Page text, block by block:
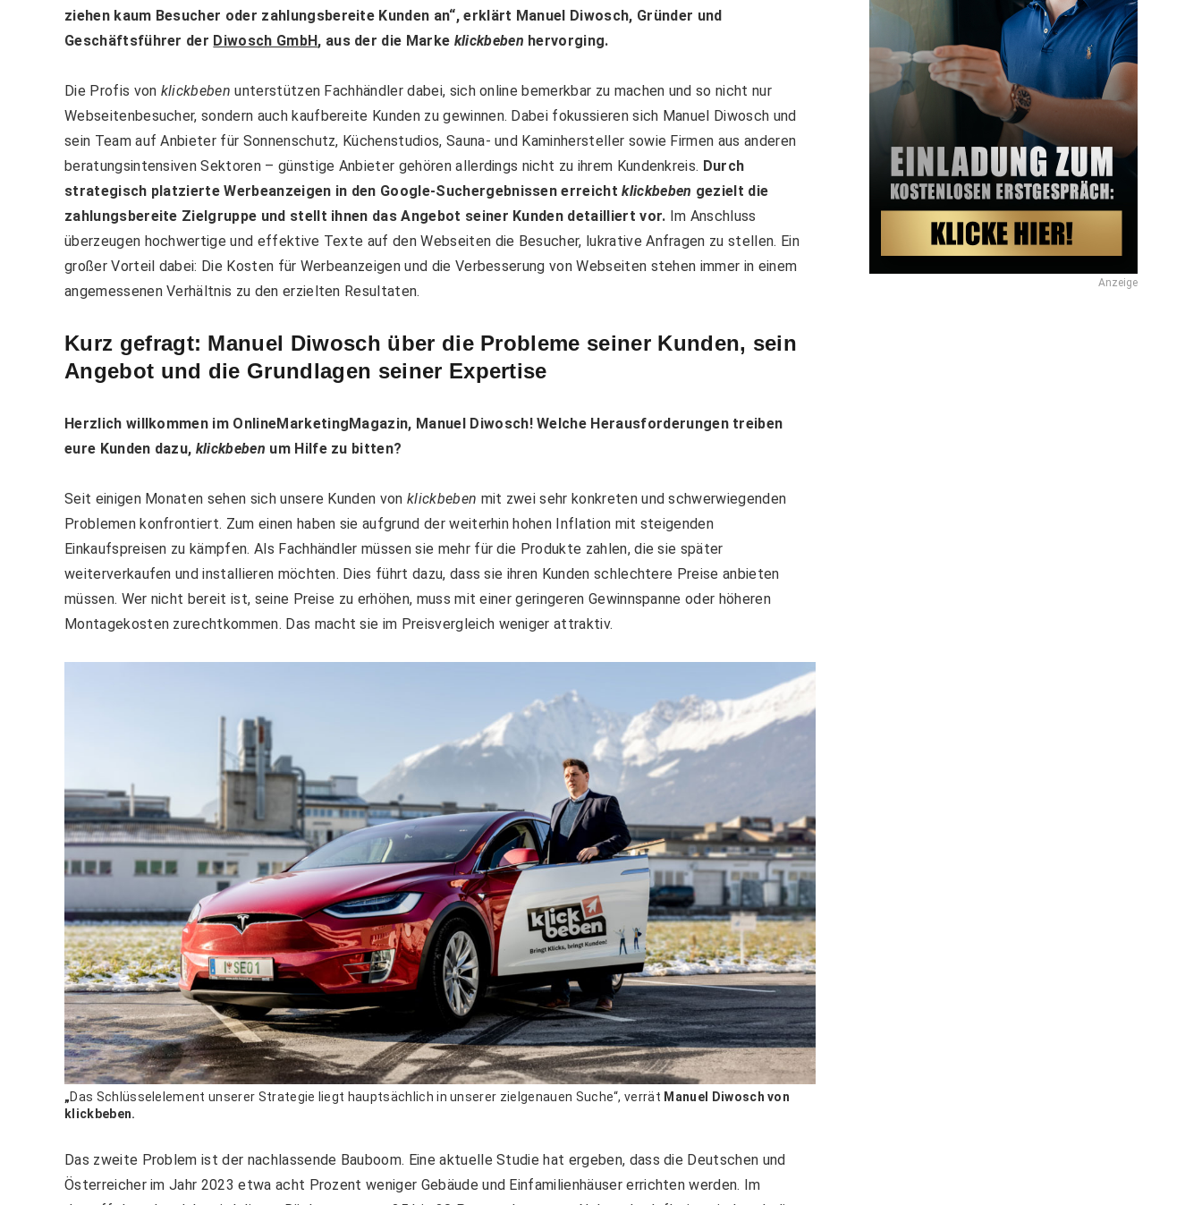
ziehen kaum Besucher oder zahlungsbereite Kunden an“, erklärt Manuel Diwosch, Gründer und
Geschäftsführer der Diwosch GmbH, aus der die Marke klickbeben hervorging.
Die Profis von klickbeben unterstützen Fachhändler dabei, sich online bemerkbar zu machen und so nicht nur
Webseitenbesucher, sondern auch kaufbereite Kunden zu gewinnen. Dabei fokussieren sich Manuel Diwosch und
sein Team auf Anbieter für Sonnenschutz, Küchenstudios, Sauna- und Kaminhersteller sowie Firmen aus anderen
beratungsintensiven Sektoren – günstige Anbieter gehören allerdings nicht zu ihrem Kundenkreis. Durch
strategisch platzierte Werbeanzeigen in den Google-Suchergebnissen erreichtklickbeben gezielt die
zahlungsbereite Zielgruppe und stellt ihnen das Angebot seiner Kunden detailliert vor. Im Anschluss
überzeugen hochwertige und effektive Texte auf den Webseiten die Besucher, lukrative Anfragen zu stellen. Ein
großer Vorteil dabei: Die Kosten für Werbeanzeigen und die Verbesserung von Webseiten stehen immer in einem
angemessenen Verhältnis zu den erzielten Resultaten.
Kurz gefragt: Manuel Diwosch über die Probleme seiner Kunden, sein
Angebot und die Grundlagen seiner Expertise
Herzlich willkommen im OnlineMarketingMagazin, Manuel Diwosch! Welche Herausforderungen treiben
eure Kunden dazu, klickbeben um Hilfe zu bitten?
Seit einigen Monaten sehen sich unsere Kunden von klickbeben mit zwei sehr konkreten und schwerwiegenden
Problemen konfrontiert. Zum einen haben sie aufgrund der weiterhin hohen Inflation mit steigenden
Einkaufspreisen zu kämpfen. Als Fachhändler müssen sie mehr für die Produkte zahlen, die sie später
weiterverkaufen und installieren möchten. Dies führt dazu, dass sie ihren Kunden schlechtere Preise anbieten
müssen. Wer nicht bereit ist, seine Preise zu erhöhen, muss mit einer geringeren Gewinnspanne oder höheren
Montagekosten zurechtkommen. Das macht sie im Preisvergleich weniger attraktiv.
„Das Schlüsselelement unserer Strategie liegt hauptsächlich in unserer zielgenauen Suche“, verrät Manuel Diwosch von
klickbeben.
Das zweite Problem ist der nachlassende Bauboom. Eine aktuelle Studie hat ergeben, dass die Deutschen und
Österreicher im Jahr 2023 etwa acht Prozent weniger Gebäude und Einfamilienhäuser errichten werden. Im
Anzeige